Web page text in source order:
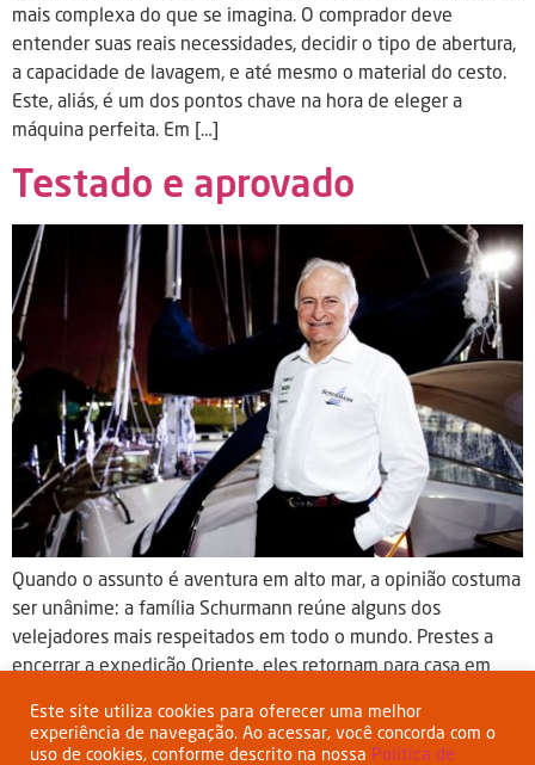
mais complexa do que se imagina. O comprador deve
entender suas reais necessidades, decidir o tipo de abertura,
a capacidade de lavagem, e até mesmo o material do cesto.
Este, aliás, é um dos pontos chave na hora de eleger a
máquina perfeita. Em […]
Testado e aprovado
Quando o assunto é aventura em alto mar, a opinião costuma
ser unânime: a família Schurmann reúne alguns dos
velejadores mais respeitados em todo o mundo. Prestes a
encerrar a expedição Oriente, eles retornam para casa em
a 29 países, de cinco continentes. Além de experiências […]
Este site utiliza cookies para oferecer uma melhor
experiência de navegação. Ao acessar, você concorda com o
uso de cookies, conforme descrito na nossa Política de